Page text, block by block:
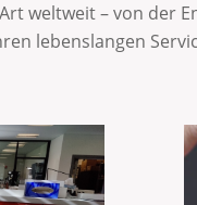
weltweit – von der
lebenslangen